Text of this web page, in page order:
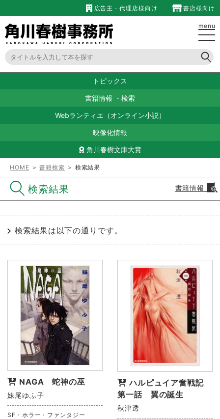
広告主・代理店様向け 書店様向け
menu
トピックス
書籍情報 ・ 検索
Webランティエ（オンライン小説）
映像化情報
角川春樹文庫大賞
HOME ＞書籍検索 ＞ 検索結果
検索結果 書籍情報
検索結果は以下の通りです。
NAGA 蛇神の巫
妹尾ゆふ子
SF・ホラー・ファンタジー
ハルピュイア奮戦記
第一話 翼の誕生
秋津透